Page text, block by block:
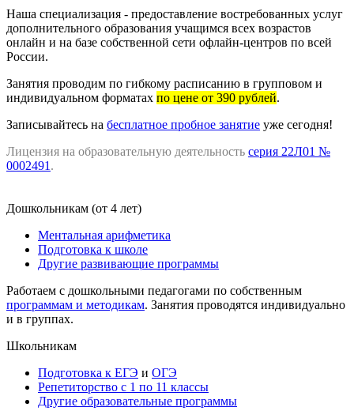
Наша специализация - предоставление востребованных услуг
дополнительного образования учащимся всех возрастов
онлайн и на базе собственной сети офлайн-центров по всей
России.
Занятия проводим по гибкому расписанию в групповом и
индивидуальном форматах по цене от 390 рублей.
Записывайтесь на бесплатное пробное занятие уже сегодня!
Лицензия на образовательную деятельность серия 22Л01 №
0002491 .
Дошкольникам (от 4 лет)
Ментальная арифметика
Подготовка к школе
Другие развивающие программы
Работаем с дошкольными педагогами по собственным
программам и методикам. Занятия проводятся индивидуально
и в группах.
Школьникам
Подготовка к ЕГЭ и ОГЭ
Репетиторство с 1 по 11 классы
Другие образовательные программы